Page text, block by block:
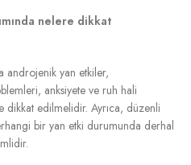
nelere dikkat
androjenik yan etkiler,
anksiyete ve ruh hali
dikkat edilmelidir. Ayrıca, düzenli
bir yan etki durumunda derhal